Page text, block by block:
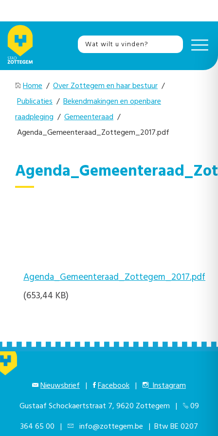
Home / Over Zottegem en haar bestuur /
Publicaties / Bekendmakingen en openbare
raadpleging / Gemeenteraad /
Agenda_Gemeenteraad_Zottegem_2017.pdf
Agenda_Gemeenteraad_Zottegem_2017.pdf
(653,44 KB)
Nieuwsbrief | Facebook |
Instagram
Gustaaf Schockaertstraat 7, 9620 Zottegem |
09
364 65 00 | info@zottegem.be | Btw BE 0207